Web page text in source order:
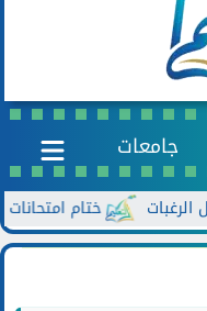
جامعات
ختام امتحانات الدور الثاني